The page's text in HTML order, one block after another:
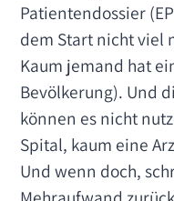
Patientendossier
dem Start nicht viel
Kaum jemand hat
Bevölkerung). Und
können es nicht
Spital, kaum eine
Und wenn doch,